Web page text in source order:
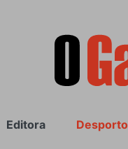
Rodapé Desporto
Editora